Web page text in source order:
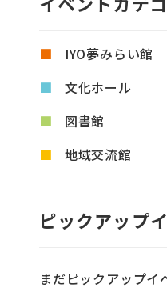
IYO夢みらい館
文化ホール
図書館
地域交流館
ピックアップ
まだピックアップイ